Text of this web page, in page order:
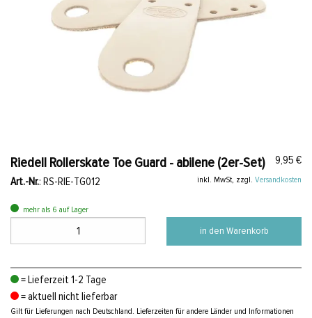
Riedell Rollerskate Toe Guard - abilene (2er-Set)
9,95 €
Art.-Nr.: RS-RIE-TG012 inkl. MwSt, zzgl. Versandkosten
mehr als 6 auf Lager
in den Warenkorb
= Lieferzeit 1-2 Tage
= aktuell nicht lieferbar
Gilt für Lieferungen nach Deutschland. Lieferzeiten für andere Länder und Informationen